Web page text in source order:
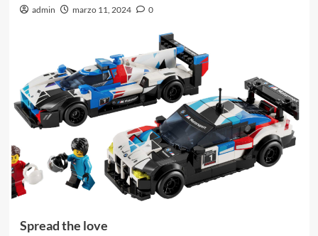
admin marzo 11, 2024 0
Spread the love